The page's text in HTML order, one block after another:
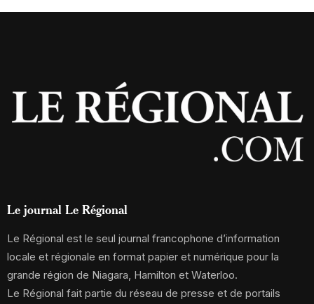
Le journal Le Régional
Le Régional est le seul journal francophone d’information
locale et régionale en format papier et numérique pour la
grande région de Niagara, Hamilton et Waterloo.
Le Régional fait partie du réseau de presse et de portails